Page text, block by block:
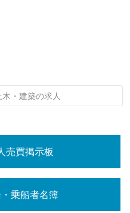
木・建築の求人
売買掲示板
・乗船者名簿